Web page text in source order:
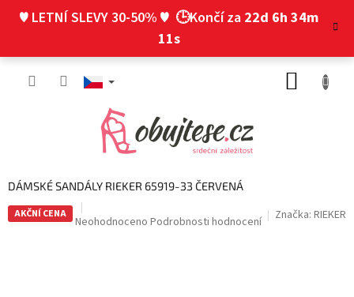
♥ LETNÍ SLEVY 30-50% ♥ 🕒Končí za 22d 6h 34m
10s
DÁMSKÉ SANDÁLY RIEKER 65919-33 ČERVENÁ
AKČNÍ CENA
Průměrné
Neohodnoceno Podrobnosti hodnocení Značka: RIEKER